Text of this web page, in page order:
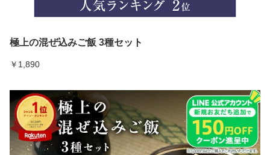
極上の混ぜ込みご飯 3種セット
￥1,890